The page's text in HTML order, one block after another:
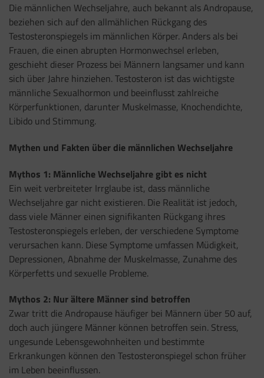
Die männlichen Wechseljahre, auch bekannt als Andropause,
beziehen sich auf den allmählichen Rückgang des
Testosteronspiegels im männlichen Körper. Anders als bei
Frauen, die einen abrupten Hormonwechsel erleben,
geschieht dieser Prozess bei Männern langsamer und kann
sich über Jahre hinziehen. Testosteron ist das wichtigste
männliche Sexualhormon und beeinflusst zahlreiche
Körperfunktionen, darunter Muskelmasse, Knochendichte,
Libido und Stimmung.
Mythen und Fakten über die männlichen Wechseljahre
Mythos 1: Männliche Wechseljahre gibt es nicht
Ein weit verbreiteter Irrglaube ist, dass männliche
Wechseljahre gar nicht existieren. Die Realität ist jedoch,
dass viele Männer einen signifikanten Rückgang ihres
Testosteronspiegels erleben, der verschiedene Symptome
verursachen kann. Diese Symptome umfassen Müdigkeit,
Depressionen, Abnahme der Muskelmasse, Zunahme des
Körperfetts und sexuelle Probleme.
Mythos 2: Nur ältere Männer sind betroffen
Zwar tritt die Andropause häufiger bei Männern über 50 auf,
doch auch jüngere Männer können betroffen sein. Stress,
ungesunde Lebensgewohnheiten und bestimmte
Erkrankungen können den Testosteronspiegel schon früher
im Leben beeinflussen.